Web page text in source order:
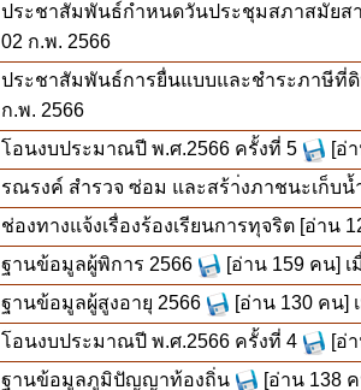
ประชาสัมพันธ์กำหนดวันประชุมสภาสมัยส
02 ก.พ. 2566
ประชาสัมพันธ์การยื่นแบบและชำระภาษีที่ดิ
ก.พ. 2566
โอนงบประมาณปี พ.ศ.2566 ครั้งที่ 5
[อ่
รณรงค์ สำรวจ ซ่อม และสร้า่งภาชนะเก็บน้
ช่องทางแจ้งเรื่องร้องเรียนการทุจริต [อ่าน
ฐานข้อมูลผู้พิการ 2566
[อ่าน 159 คน] เ
ฐานข้อมูลผู้สูงอายุ 2566
[อ่าน 130 คน]
โอนงบประมาณปี พ.ศ.2566 ครั้งที่ 4
[อ่
ฐานข้อมูลภูมิปัญญาท้องถิ่น
[อ่าน 138